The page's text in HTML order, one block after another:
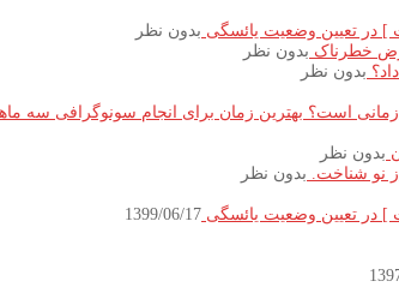
تعیین وضعیت یائسگی بدون نظر
خطرناک بدون نظر
بدون نظر
بهترین زمان برای انجام سونوگرافی سه
بدون نظر
بدون نظر
تعیین وضعیت یائسگی 1399/06/17